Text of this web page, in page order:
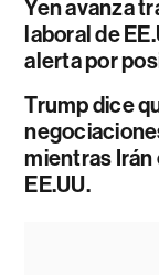
Yen avanza
laboral de
alerta por
Trump dice
mientras Irán
EE.UU.